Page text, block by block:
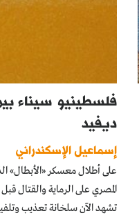
فلسطينيو سيناء
ديفيد
إسماعيل الإسكندراني
على أطلال معسكر «الأبطال»
تشهد الآن سلخانة تعذيب